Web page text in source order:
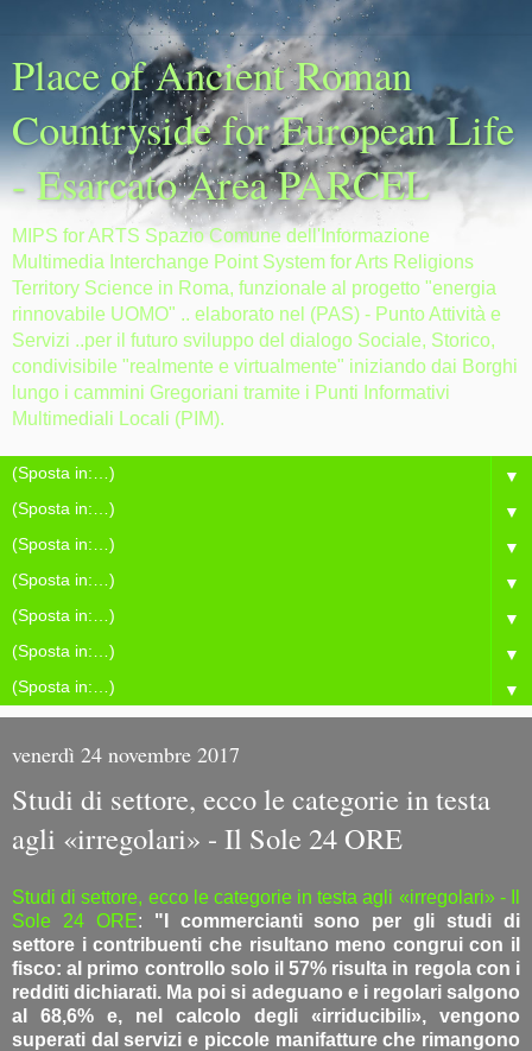
Place of Ancient Roman
Countryside for European Life
- Esarcato Area PARCEL
MIPS for ARTS Spazio Comune dell'Informazione
Multimedia Interchange Point System for Arts Religions
Territory Science in Roma, funzionale al progetto "energia
rinnovabile UOMO" .. elaborato nel (PAS) - Punto Attività e
Servizi ..per il futuro sviluppo del dialogo Sociale, Storico,
condivisibile "realmente e virtualmente" iniziando dai Borghi
lungo i cammini Gregoriani tramite i Punti Informativi
Multimediali Locali (PIM).
▼
▼
▼
▼
▼
▼
▼
venerdì 24 novembre 2017
Studi di settore, ecco le categorie in testa
agli «irregolari» - Il Sole 24 ORE
Studi di settore, ecco le categorie in testa agli «irregolari» - Il
Sole 24 ORE: "I commercianti sono per gli studi di
settore i contribuenti che risultano meno congrui con il
fisco: al primo controllo solo il 57% risulta in regola con i
redditi dichiarati. Ma poi si adeguano e i regolari salgono
al 68,6% e, nel calcolo degli «irriducibili», vengono
superati dal servizi e piccole manifatture che rimangono